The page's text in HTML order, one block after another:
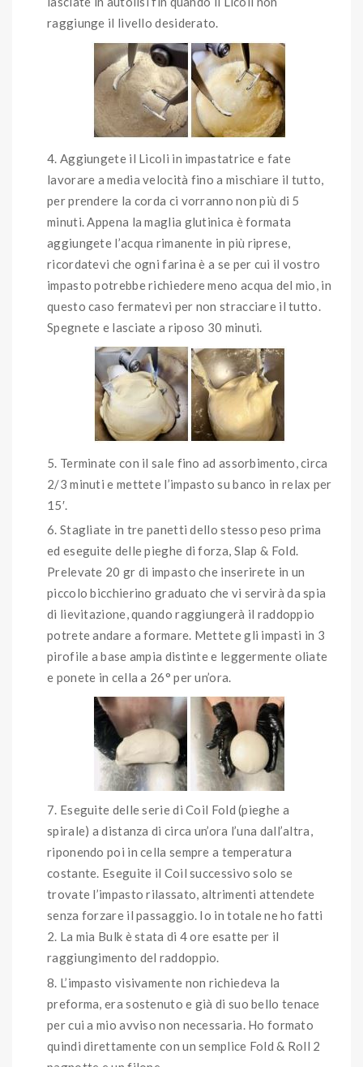
raggiunge il livello desiderato.
Aggiungete il Licoli in impastatrice e fate
lavorare a media velocità fino a mischiare il tutto,
per prendere la corda ci vorranno non più di 5
minuti. Appena la maglia glutinica è formata
aggiungete l’acqua rimanente in più riprese,
ricordatevi che ogni farina è a se per cui il vostro
impasto potrebbe richiedere meno acqua del mio, in
questo caso fermatevi per non stracciare il tutto.
Spegnete e lasciate a riposo 30 minuti.
Terminate con il sale fino ad assorbimento, circa
2/3 minuti e mettete l’impasto su banco in relax per
15′.
Stagliate in tre panetti dello stesso peso prima
ed eseguite delle pieghe di forza, Slap & Fold.
Prelevate 20 gr di impasto che inserirete in un
piccolo bicchierino graduato che vi servirà da spia
di lievitazione, quando raggiungerà il raddoppio
potrete andare a formare. Mettete gli impasti in 3
pirofile a base ampia distinte e leggermente oliate
e ponete in cella a 26° per un’ora.
Eseguite delle serie di Coil Fold (pieghe a
spirale) a distanza di circa un’ora l’una dall’altra,
riponendo poi in cella sempre a temperatura
costante. Eseguite il Coil successivo solo se
trovate l’impasto rilassato, altrimenti attendete
senza forzare il passaggio. Io in totale ne ho fatti
2. La mia Bulk è stata di 4 ore esatte per il
raggiungimento del raddoppio.
L’impasto visivamente non richiedeva la
preforma, era sostenuto e già di suo bello tenace
per cui a mio avviso non necessaria. Ho formato
quindi direttamente con un semplice Fold & Roll 2